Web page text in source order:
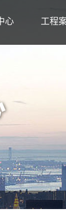
心 工程